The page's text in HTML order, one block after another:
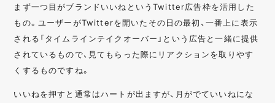
まず一つ目がブランドいいねというTwitter広告枠を活用した
もの。ユーザーがTwitterを開いたその日の最初、一番上に表示
される「タイムラインテイクオーバー」という広告と一緒に提供
されているもので、見てもらった際にリアクションを取りやす
くするものですね。
いいねを押すと通常はハートが出ますが、月がでていいねにな